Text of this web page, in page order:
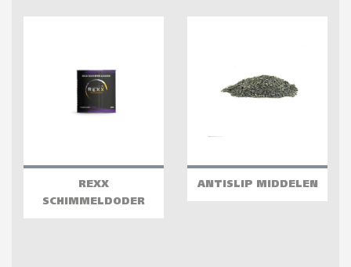
REXX
SCHIMMELDODER
ANTISLIP MIDDELEN